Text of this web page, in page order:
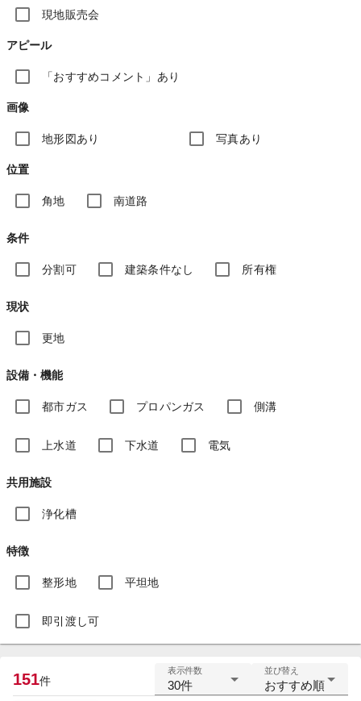
現地販売会
アピール
「おすすめコメント」あり
画像
地形図あり 写真あり
位置
角地 南道路
条件
分割可 建築条件なし 所有権
現状
更地
設備・機能
都市ガス プロパンガス 側溝
上水道 下水道 電気
共用施設
浄化槽
特徴
整形地 平坦地
即引渡し可
151件
表示件数
30件
並び替え
おすすめ順